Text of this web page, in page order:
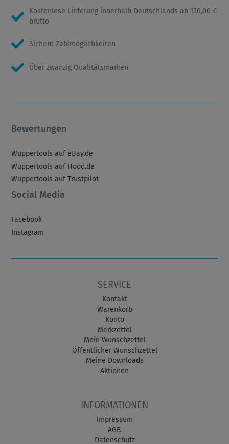
Kostenlose Lieferung innerhalb Deutschlands ab 150,00 €
brutto
Sichere Zahlmöglichkeiten
Über zwanzig Qualitätsmarken
Bewertungen
Wuppertools auf eBay.de
Wuppertools auf Hood.de
Wuppertools auf Trustpilot
Social Media
Facebook
Instagram
SERVICE
Kontakt
Warenkorb
Konto
Merkzettel
Mein Wunschzettel
Öffentlicher Wunschzettel
Meine Downloads
Aktionen
INFORMATIONEN
Impressum
AGB
Datenschutz